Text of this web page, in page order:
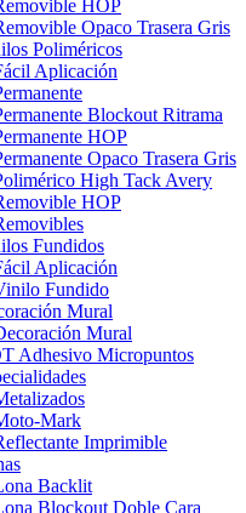
HOP
Opaco Trasera Gris
Poliméricos
Aplicación
Blockout Ritrama
HOP
Opaco Trasera Gris
High Tack Avery
HOP
Fundidos
Aplicación
Fundido
Mural
Mural
Adhesivo Micropuntos
Mark
Imprimible
Backlit
Blockout Doble Cara